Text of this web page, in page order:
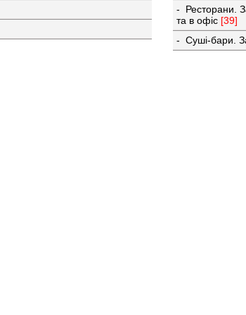
- Ресторани.
та в офіс [39]
- Суші-бари.